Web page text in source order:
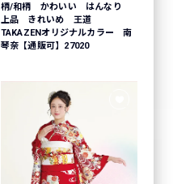
柄/和柄 かわいい はんなり
上品 きれいめ 王道
TAKAZENオリジナルカラー 南
琴奈【通販可】27020